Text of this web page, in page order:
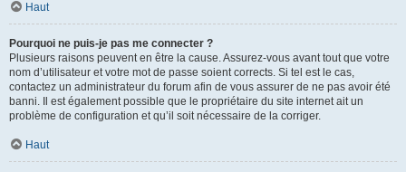
Haut
Pourquoi ne puis-je pas me connecter ?
Plusieurs raisons peuvent en être la cause. Assurez-vous avant tout que votre
nom d’utilisateur et votre mot de passe soient corrects. Si tel est le cas,
contactez un administrateur du forum afin de vous assurer de ne pas avoir été
banni. Il est également possible que le propriétaire du site internet ait un
problème de configuration et qu’il soit nécessaire de la corriger.
Haut